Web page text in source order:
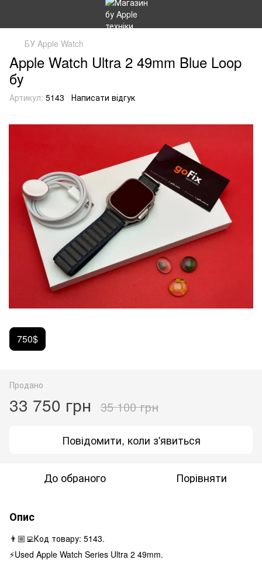
БУ Apple Watch
Apple Watch Ultra 2 49mm Blue Loop
бу
Артикул: 5143 Написати відгук
750$
Продано
33 750 грн 35 100 грн
Повідомити, коли з'явиться
До обраного Порівняти
Опис
👨🏼‍💻Код товару: 5143.
⚡️Used Apple Watch Series Ultra 2 49mm.